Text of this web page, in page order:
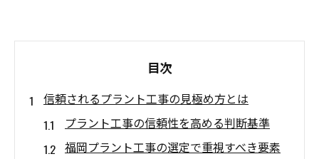
目次
信頼されるプラント工事の見極め方とは
プラント工事の信頼性を高める判断基準
福岡プラント工事の選定で重視すべき要素